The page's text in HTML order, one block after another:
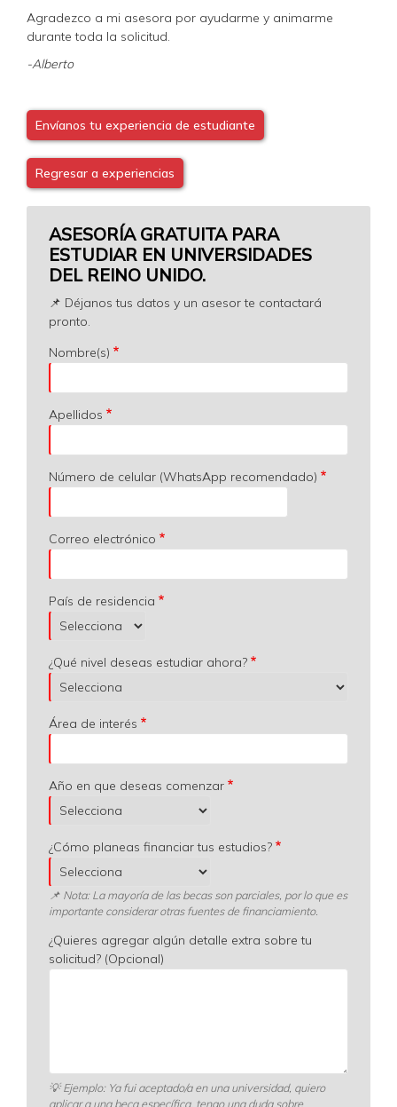
Agradezco a mi asesora por ayudarme y animarme
durante toda la solicitud.
-Alberto
Envíanos tu experiencia de estudiante
Regresar a experiencias
ASESORÍA GRATUITA PARA
ESTUDIAR EN UNIVERSIDADES
DEL REINO UNIDO.
📌 Déjanos tus datos y un asesor te contactará
pronto.
Nombre(s)
Apellidos
Número de celular (WhatsApp recomendado)
Correo electrónico
País de residencia
¿Qué nivel deseas estudiar ahora?
Área de interés
Año en que deseas comenzar
¿Cómo planeas financiar tus estudios?
📌 Nota: La mayoría de las becas son parciales, por lo que es
importante considerar otras fuentes de financiamiento.
¿Quieres agregar algún detalle extra sobre tu
solicitud? (Opcional)
💡Ejemplo: Ya fui aceptado/a en una universidad, quiero
aplicar a una beca específica, tengo una duda sobre